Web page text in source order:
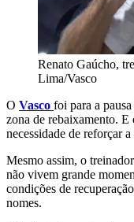
Renato Gaúcho,
Lima/Vasco
O Vasco foi para a pausa
zona de rebaixamento.
necessidade de reforçar
Mesmo assim, o
não vivem grande
condições de
nomes.